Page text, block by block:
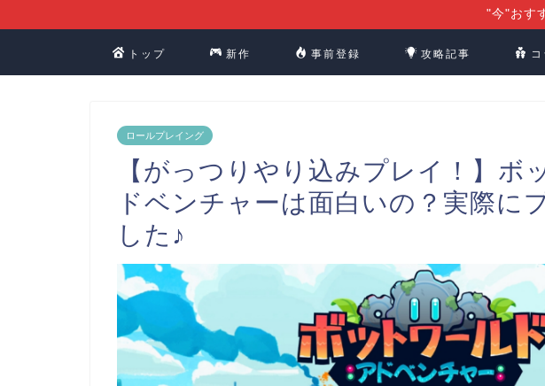
"今"おす
トップ 新作 事前登録 攻略記事
ロールプレイング
【がっつりやり込みプレイ！】ボ
ドベンチャーは面白いの？実際に
した♪